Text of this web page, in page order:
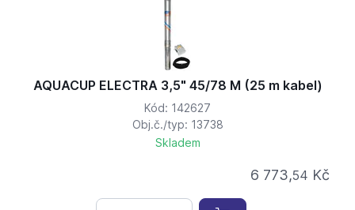
AQUACUP ELECTRA 3,5" 45/78 M (25 m kabel)
Kód: 142627
Obj.č./typ: 13738
Skladem
6 773,54 Kč